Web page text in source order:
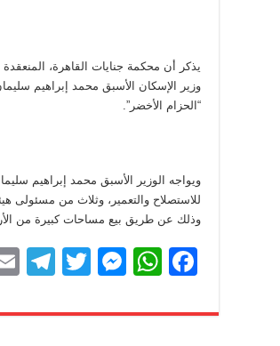
يذكر أن محكمة جنايات القاهرة،
وزير الإسكان الأسبق محمد إبراهيم
“الحزام الأخضر”.
ويواجه الوزير الأسبق محمد إبراهيم
للاستصلاح والتعمير، وثلاث من مسئولى
وذلك عن طريق بيع مساحات كبيرة من
F
c
W
at
M
ss
T
tt
T
e